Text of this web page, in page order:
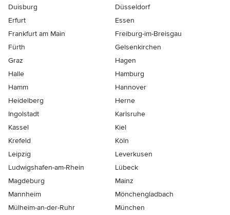
Duisburg
Düsseldorf
Erfurt
Essen
Frankfurt am Main
Freiburg-im-Breisgau
Fürth
Gelsenkirchen
Graz
Hagen
Halle
Hamburg
Hamm
Hannover
Heidelberg
Herne
Ingolstadt
Karlsruhe
Kassel
Kiel
Krefeld
Köln
Leipzig
Leverkusen
Ludwigshafen-am-Rhein
Lübeck
Magdeburg
Mainz
Mannheim
Mönchen­gladbach
Mülheim-an-der-Ruhr
München